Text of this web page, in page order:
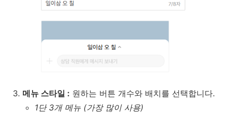
메뉴 스타일 : 원하는 버튼 개수와 배치를 선택합니다.
1단 3개 메뉴 (가장 많이 사용)